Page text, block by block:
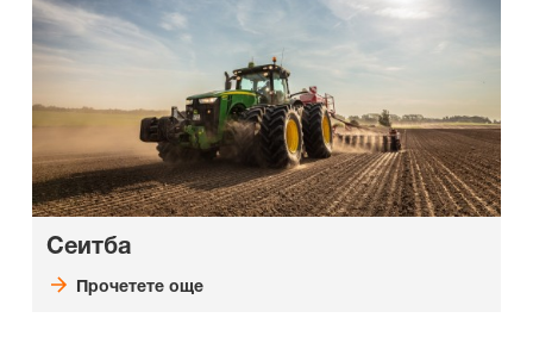
Сеитба
Прочетете още